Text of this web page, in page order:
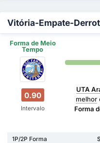
Vitória-Empate-
Forma de Meio
Tempo
0.90
Intervalo
UTA
melhor
Forma
1P/2P Forma